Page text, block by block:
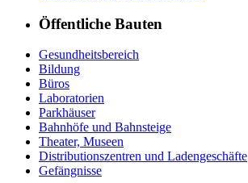
Öffentliche Bauten
Gesundheitsbereich
Bildung
Büros
Laboratorien
Parkhäuser
Bahnhöfe und Bahnsteige
Theater, Museen
Distributionszentren und Ladengeschäfte
Gefängnisse